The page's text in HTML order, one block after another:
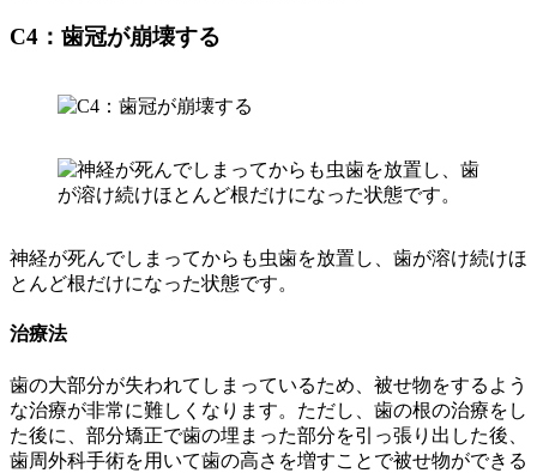
C4：歯冠が崩壊する
神経が死んでしまってからも虫歯を放置し、歯が溶け続けほ
とんど根だけになった状態です。
治療法
歯の大部分が失われてしまっているため、被せ物をするよう
な治療が非常に難しくなります。ただし、歯の根の治療をし
た後に、部分矯正で歯の埋まった部分を引っ張り出した後、
歯周外科手術を用いて歯の高さを増すことで被せ物ができる